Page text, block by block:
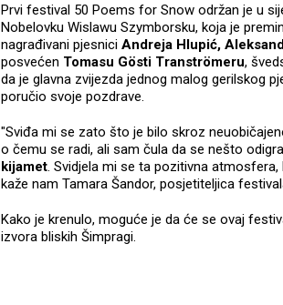
Prvi festival 50 Poems for Snow održan je u
Nobelovku Wislawu Szymborsku, koja je
nagrađivani pjesnici Andreja Hlupić,
posvećen Tomasu Gösti Tranströmeru,
da je glavna zvijezda jednog malog gerilskog
poručio svoje pozdrave.
"Sviđa mi se zato što je bilo skroz
o čemu se radi, ali sam čula da se nešto
kijamet. Svidjela mi se ta pozitivna
kaže nam Tamara Šandor, posjetiteljica
Kako je krenulo, moguće je da će se ovaj
izvora bliskih Šimpragi.